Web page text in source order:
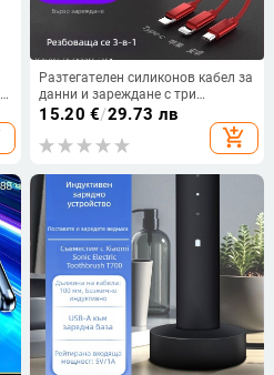
Разтегателен силиконов кабел за
данни и зареждане с три
конектора (Mini USB, Lightning и
Type-C) – едно към три изхода,
бързо зареждане.
15.20 €/29.73 лв
add_shopping_cart